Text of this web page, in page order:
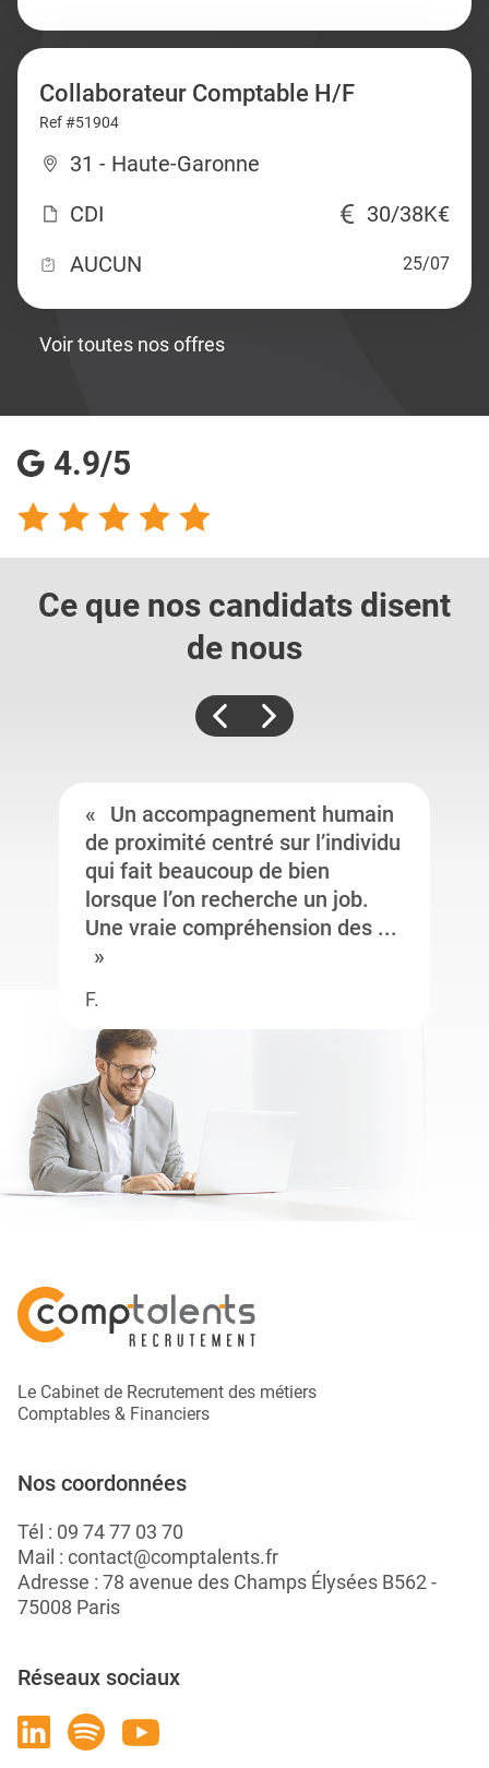
Collaborateur Comptable H/F
Ref #51904
31 - Haute-Garonne
CDI
30/38K€
AUCUN
25/07
Voir toutes nos offres
4.9/5
Ce que nos candidats disent
de nous
Un accompagnement humain
de proximité centré sur l’individu
qui fait beaucoup de bien
lorsque l’on recherche un job.
Une vraie compréhension des ...
F.
Le Cabinet de Recrutement des métiers
Comptables & Financiers
Nos coordonnées
Tél : 09 74 77 03 70
Mail : contact@comptalents.fr
Adresse : 78 avenue des Champs Élysées B562 -
75008 Paris
Réseaux sociaux